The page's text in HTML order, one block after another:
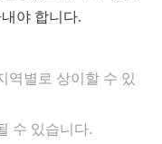
야 합니다.
역별로 상이할 수 있
수 있습니다.